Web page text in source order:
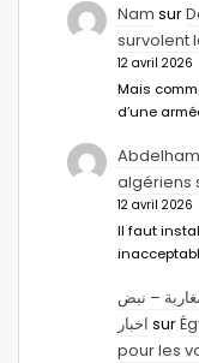
Nam sur
survolent
12 avril 2026
Mais
d’une
algériens
12 avril 2026
Il faut
– نبض
اخبار sur
pour les